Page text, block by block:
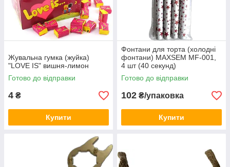
Жувальна гумка (жуйка)
"LOVE IS" вишня-лимон
Готово до відправки
4 ₴
Купити
Фонтани для торта (холодні
фонтани) MAXSEM MF-001,
4 шт (40 секунд)
Готово до відправки
102 ₴/упаковка
Купити